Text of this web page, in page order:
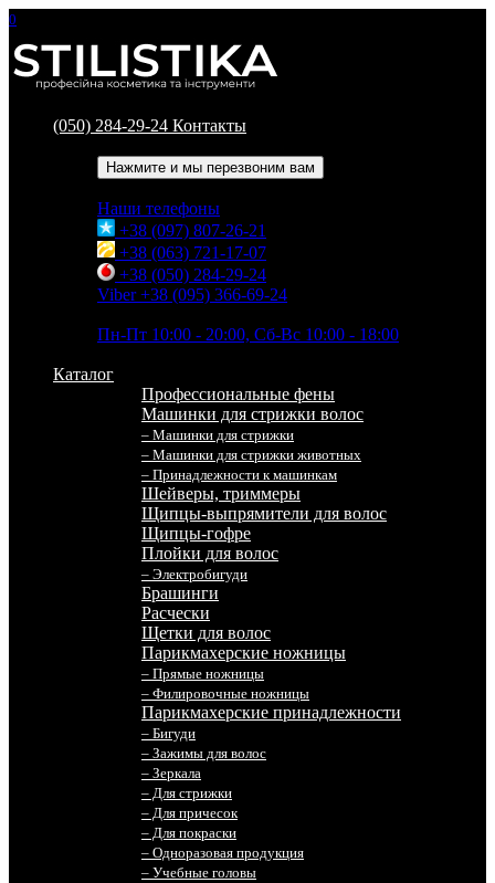
0
(050) 284-29-24 Контакты
Нажмите и мы перезвоним вам
Наши телефоны
+38 (097) 807-26-21
+38 (063) 721-17-07
+38 (050) 284-29-24
Viber +38 (095) 366-69-24
Пн-Пт 10:00 - 20:00, Сб-Вс 10:00 - 18:00
Каталог
Профессиональные фены
Машинки для стрижки волос
– Машинки для стрижки
– Машинки для стрижки животных
– Принадлежности к машинкам
Шейверы, триммеры
Щипцы-выпрямители для волос
Щипцы-гофре
Плойки для волос
– Электробигуди
Брашинги
Расчески
Щетки для волос
Парикмахерские ножницы
– Прямые ножницы
– Филировочные ножницы
Парикмахерские принадлежности
– Бигуди
– Зажимы для волос
– Зеркала
– Для стрижки
– Для причесок
– Для покраски
– Одноразовая продукция
– Учебные головы